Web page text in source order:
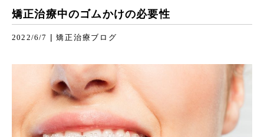
矯正治療中のゴムかけの必要性
2022/6/7 |矯正治療ブログ